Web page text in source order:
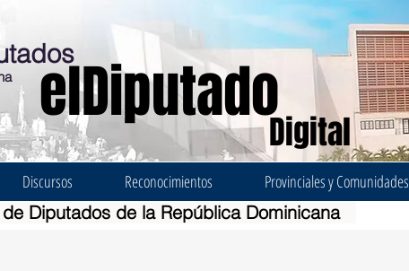
Digital
elDiputado
Discursos Reconocimientos Provinciales y Comunidades
Diputados de la República Dominicana